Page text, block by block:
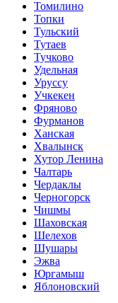
Томилино
Топки
Тульский
Тутаев
Тучково
Удельная
Уруссу
Учкекен
Фряново
Фурманов
Ханская
Хвалынск
Хутор Ленина
Чалтарь
Чердаклы
Черногорск
Чишмы
Шаховская
Шелехов
Шушары
Эжва
Юргамыш
Яблоновский